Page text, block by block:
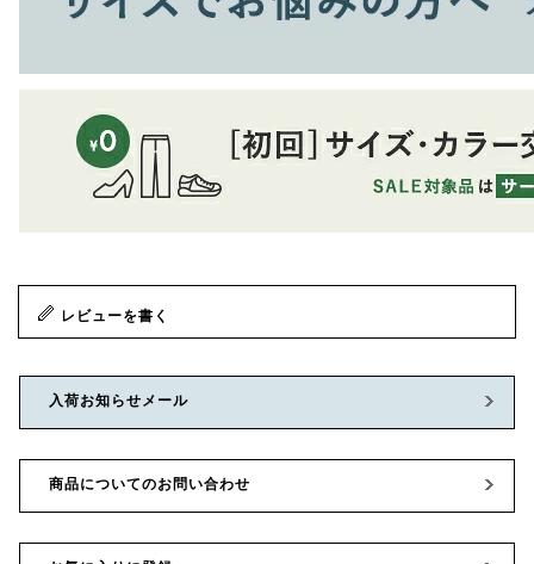
レビューを書く
入荷お知らせメール
商品についてのお問い合わせ